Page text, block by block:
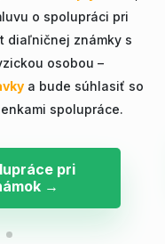
o spolupráci pri
diaľničnej známky s
osobou –
a bude súhlasiť so
spolupráce.
pri
→